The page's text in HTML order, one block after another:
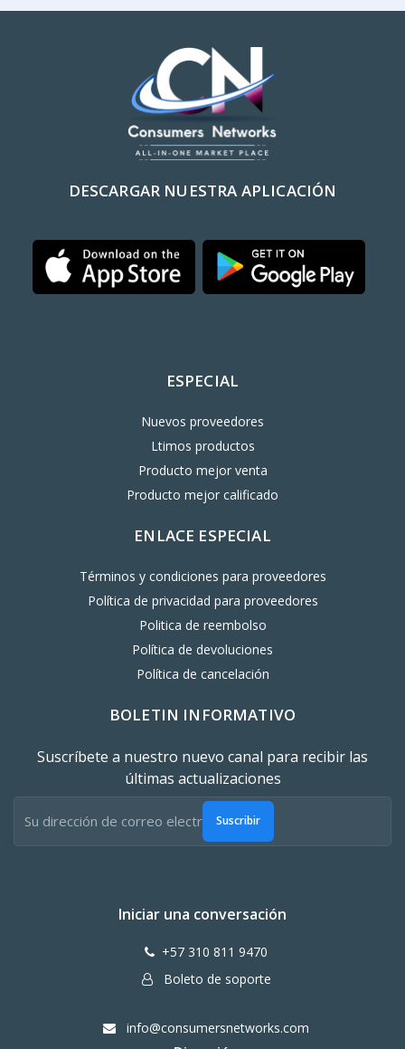
DESCARGAR NUESTRA APLICACIÓN
ESPECIAL
Nuevos proveedores
Ltimos productos
Producto mejor venta
Producto mejor calificado
ENLACE ESPECIAL
Términos y condiciones para proveedores
Política de privacidad para proveedores
Politica de reembolso
Política de devoluciones
Política de cancelación
BOLETIN INFORMATIVO
Suscríbete a nuestro nuevo canal para recibir las
últimas actualizaciones
Suscribir
Iniciar una conversación
+57 310 811 9470
Boleto de soporte
info@consumersnetworks.com